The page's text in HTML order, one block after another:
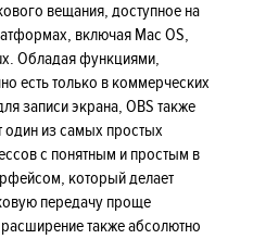
вещания, доступное на
включая Мac OS,
Обладая функциями,
есть только в коммерческих
записи экрана, OBS также
один из самых простых
с понятным и простым в
который делает
передачу проще
также абсолютно